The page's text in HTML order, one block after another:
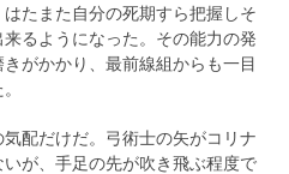
たまた自分の死期すら把握しそ
るようになった。その能力の発
がかかり、最前線組からも一目
配だけだ。弓術士の矢がコリナ
が、手足の先が吹き飛ぶ程度で